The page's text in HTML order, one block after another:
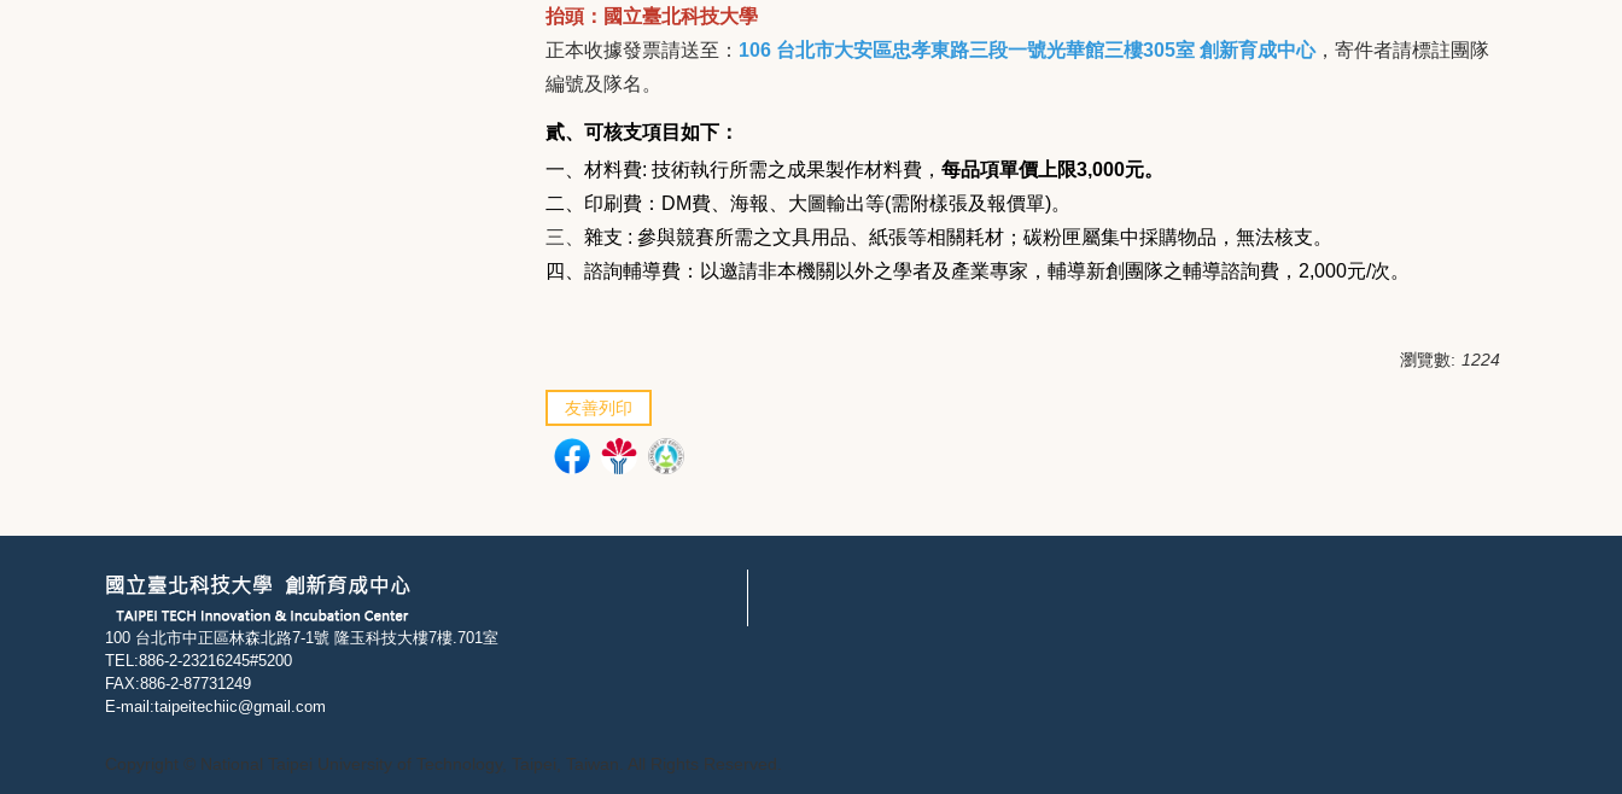
抬頭：國立臺北科技大學
正本收據發票請送至： 106 台北市大安區忠孝東路三段一號光華館三樓305室 創新育成中心，寄件者請標註團隊
編號及隊名。
貳、可核支項目如下：
一、材料費: 技術執行所需之成果製作材料費， 每品項單價上限3,000元。
二、印刷費：DM費、海報、大圖輸出等(需附樣張及報價單)。
三、 雜支 : 參與競賽所需之文具用品、紙張等相關耗材；碳粉匣屬集中採購物品，無法核支。
四、 諮詢輔導費：以邀請非本機關以外之學者及產業專家，輔導新創團隊之輔導諮詢費，2,000元/次。
瀏覽數: 1224
友善列印
100 台北市中正區林森北路7-1號 隆玉科技大樓7樓.701室
TEL:886-2-23216245#5200
FAX:886-2-87731249
E-mail:taipeitechiic@gmail.com
Copyright © National Taipei University of Technology, Taipei, Taiwan. All Rights Reserved.